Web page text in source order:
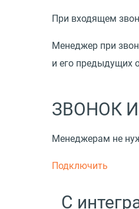
При входящем
Менеджер при
и его предыдущих
ЗВОНОК
Менеджерам не
Подключить
С